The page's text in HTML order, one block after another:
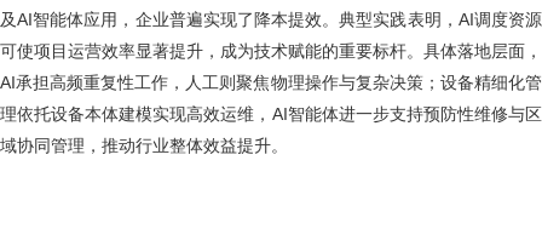
及AI智能体应用，企业普遍实现了降本提效。典型实践表明，AI调度资源
可使项目运营效率显著提升，成为技术赋能的重要标杆。具体落地层面，
AI承担高频重复性工作，人工则聚焦物理操作与复杂决策；设备精细化管
理依托设备本体建模实现高效运维，AI智能体进一步支持预防性维修与区
域协同管理，推动行业整体效益提升。